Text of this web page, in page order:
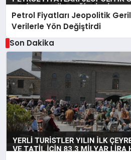
Petrol Fiyatları Jeopolitik
Verilerle Yön Değiştirdi
Son Dakika